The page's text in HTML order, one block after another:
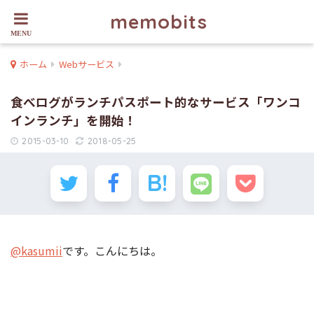
memobits
ホーム Webサービス
食べログがランチパスポート的なサービス「ワンコ
インランチ」を開始！
2015-03-10 2018-05-25
@kasumiiです。こんにちは。